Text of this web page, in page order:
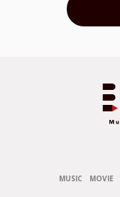
MUSIC MOVIE